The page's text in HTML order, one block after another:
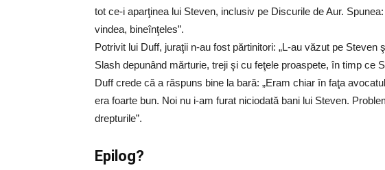
tot ce-i aparţinea lui Steven, inclusiv pe Discurile de Aur.
vindea, bineînţeles”.
Potrivit lui Duff, juraţii n-au fost părtinitori: „L-au văzut pe
Slash depunând mărturie, treji şi cu feţele proaspete, în timp ce
Duff crede că a răspuns bine la bară: „Eram chiar în faţa
era foarte bun. Noi nu i-am furat niciodată bani lui Steven.
drepturile”.
Epilog?